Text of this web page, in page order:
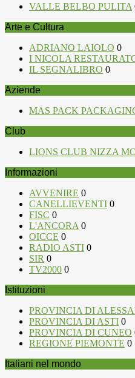
VALLE BELBO PULITA
Arte e Cultura
ADRIANO LAIOLO 0
I NICOLA
IL SEGNALIBRO 0
Aziende
MAS PACK
Club
LIONS CLUB NIZZA
Informazioni
AVVENIRE 0
CANELLIEVENTI 0
FISC 0
L'ANCORA 0
OICCE 0
RADIO ASTI 0
SIR 0
TV2000 0
Istituzioni
PROVINCIA DI
PROVINCIA DI ASTI 0
PROVINCIA DI CUNEO
REGIONE PIEMONTE 0
Italiani nel mondo